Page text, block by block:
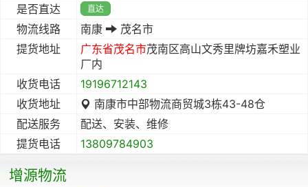
是否直达 直达
物流线路 南康
茂名市
提货地址
广东省茂名市茂南区高山文秀里牌坊嘉禾塑业
厂内
收货电话
19196712143
收货地址
南康市中部物流商贸城3栋43-48仓
配送服务
配送、安装、维修
提货电话
13809784903
增源物流